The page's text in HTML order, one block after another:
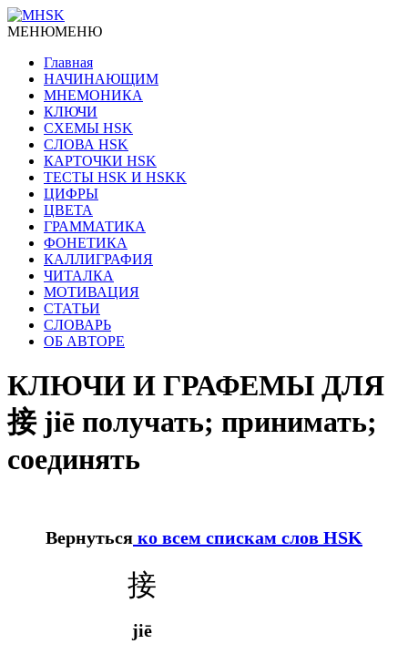
МЕНЮМЕНЮ
Главная
НАЧИНАЮЩИМ
МНЕМОНИКА
КЛЮЧИ
СХЕМЫ HSK
СЛОВА HSK
КАРТОЧКИ HSK
ТЕСТЫ HSK И HSKK
ЦИФРЫ
ЦВЕТА
ГРАММАТИКА
ФОНЕТИКА
КАЛЛИГРАФИЯ
ЧИТАЛКА
МОТИВАЦИЯ
СТАТЬИ
СЛОВАРЬ
ОБ АВТОРЕ
КЛЮЧИ И ГРАФЕМЫ ДЛЯ
接 jiē получать; принимать;
соединять
Вернуться ко всем спискам слов HSK
接
jiē